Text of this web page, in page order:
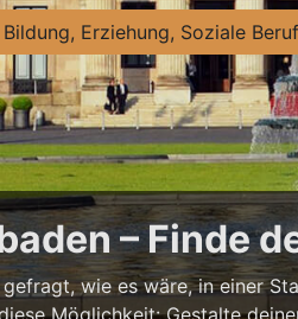
Bildung, Erziehung, Soziale
– Finde
wie es wäre, in einer